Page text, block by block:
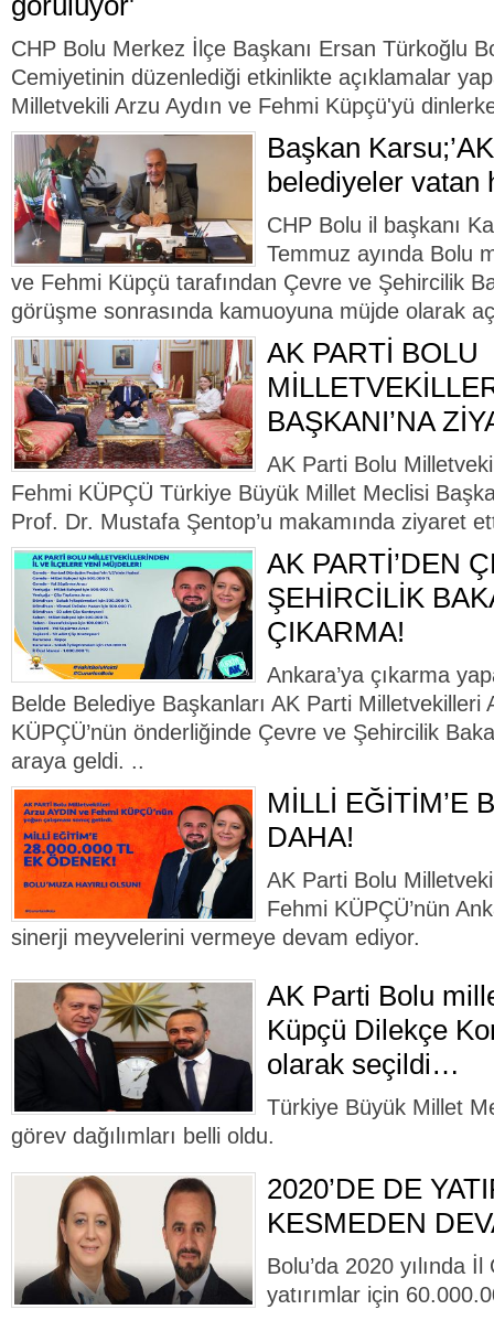
CHP Bolu Merkez İlçe Başkanı Ersan Türkoğlu
Cemiyetinin düzenlediği etkinlikte açıklamalar
Milletvekili Arzu Aydın ve Fehmi Küpçü'yü
Başkan
belediyeler vatan
CHP Bolu il başkanı
Temmuz ayında Bolu
ve Fehmi Küpçü tarafından Çevre ve Şehircilik
görüşme sonrasında kamuoyuna müjde olarak
AK PARTİ BOLU
BAŞKANI’NA
AK Parti Bolu
Fehmi KÜPÇÜ Türkiye Büyük Millet Meclisi
Prof. Dr. Mustafa Şentop’u makamında ziyaret
AK PARTİ’DEN
ŞEHİRCİLİK
ÇIKARMA!
Ankara’ya çıkarma
Belde Belediye Başkanları AK Parti Milletvekilleri
KÜPÇÜ’nün önderliğinde Çevre ve Şehircilik
araya geldi. ..
MİLLİ EĞİTİM’E
DAHA!
AK Parti Bolu
Fehmi KÜPÇÜ’nün
sinerji meyvelerini vermeye devam ediyor.
AK Parti Bolu
Küpçü Dilekçe
olarak seçildi…
Türkiye Büyük Millet
görev dağılımları belli oldu.
2020’DE DE
KESMEDEN
Bolu’da 2020 yılında
yatırımlar için